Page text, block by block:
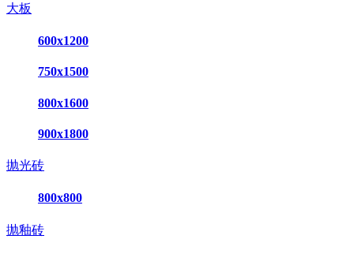
大板
600x1200
750x1500
800x1600
900x1800
抛光砖
800x800
抛釉砖